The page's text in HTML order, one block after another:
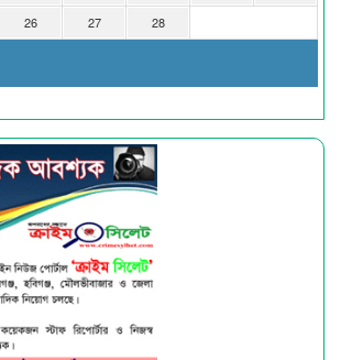
26 27 28